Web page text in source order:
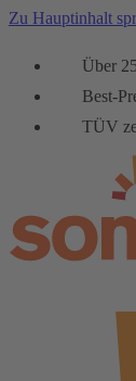
Zu Hauptinhalt
Über
Best-
TÜV